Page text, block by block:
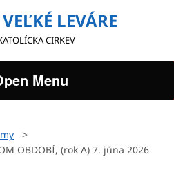
LEVÁRE
CIRKEV
Menu
>
OBDOBÍ, (rok A) 7. júna 2026